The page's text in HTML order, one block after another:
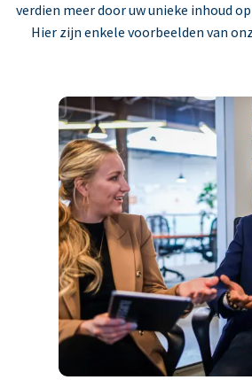
verdien meer door uw unieke inhoud
Hier zijn enkele voorbeelden van